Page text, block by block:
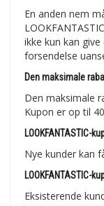
En anden nem
ikke kun kan
forsendelse
Den maksimale
Den maksimale
Kupon er op til
LOOKFANTASTIC-
Nye kunder kan
LOOKFANTASTIC-
Eksisterende